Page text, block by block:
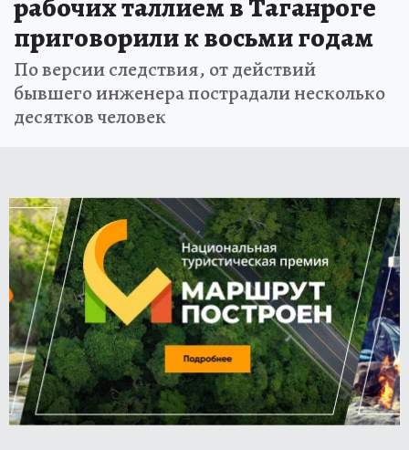
рабочих таллием в Таганроге
приговорили к восьми годам
По версии следствия, от действий
бывшего инженера пострадали несколько
десятков человек